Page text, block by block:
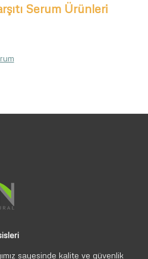
Serum Ürünleri
sayesinde kalite ve güvenlik